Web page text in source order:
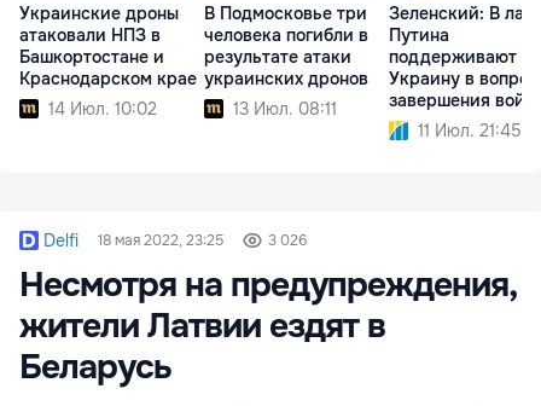
Украинские дроны
атаковали НПЗ в
Башкортостане и
Краснодарском крае
14 Июл. 10:02
В Подмосковье три
человека погибли в
результате атаки
украинских дронов
13 Июл. 08:11
Зеленский: В
Путина
поддерживают
Украину в
завершения
11 Июл. 21:45
Delfi 18 мая 2022, 23:25 3 026
Несмотря на предупреждения,
жители Латвии ездят в
Беларусь